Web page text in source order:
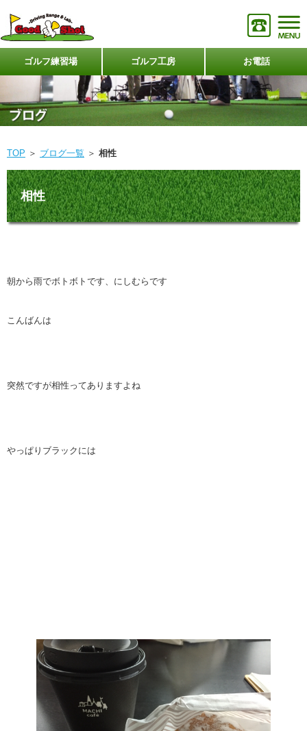
ゴルフ練習場 ゴルフ工房 お電話
TOP ＞ ブログ一覧 ＞ 相性
相性
朝から雨でボトボトです、にしむらです
こんばんは
突然ですが相性ってありますよね
やっぱりブラックには